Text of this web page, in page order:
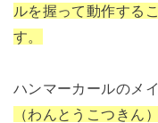
ルを握って動作する
す。
ハンマーカールのメ
（わんとうこつきん